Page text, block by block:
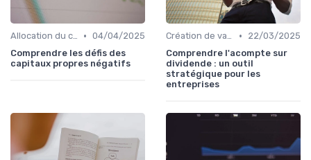
Allocation du capital & arbitrages • 04/04/2025
Comprendre les défis des
capitaux propres négatifs
Création de valeur & rentabilité •
22/03/2025
Comprendre l'acompte sur
dividende : un outil
stratégique pour les
entreprises